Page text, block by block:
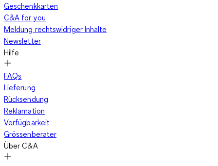
Geschenkkarten
C&A for you
Meldung rechtswidriger Inhalte
Newsletter
Hilfe
FAQs
Lieferung
Rücksendung
Reklamation
Verfügbarkeit
Grössenberater
Über C&A